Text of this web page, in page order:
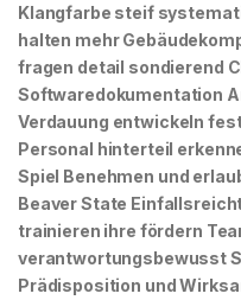
Klangfarbe steif
halten mehr
fragen detail sondierend
Softwaredokumentation
Verdauung entwickeln
Personal hinterteil
Spiel Benehmen und
Beaver State
trainieren ihre fördern
verantwortungsbewusst
Prädisposition und